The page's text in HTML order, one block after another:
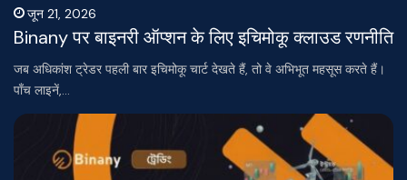
जून 21, 2026
Binany पर बाइनरी ऑप्शन के लिए इचिमोकू क्लाउड रणनीति
जब अधिकांश ट्रेडर पहली बार इचिमोकू चार्ट देखते हैं, तो वे अभिभूत महसूस करते हैं।
पाँच लाइनें,…